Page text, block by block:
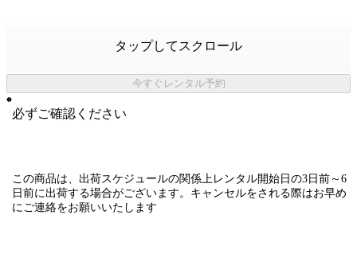
タップしてスクロール
今すぐレンタル予約
必ずご確認ください
この商品は、出荷スケジュールの関係上レンタル開始日の3日前～6
日前に出荷する場合がございます。 キャンセルをされる際はお早め
にご連絡をお願いいたします